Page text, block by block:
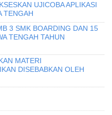
UJICOBA APLIKASI
TENGAH
3 SMK BOARDING DAN 15
TENGAH TAHUN
MATERI
DISEBABKAN OLEH